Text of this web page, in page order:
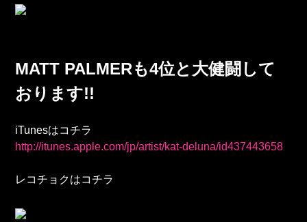
MATT PALMERも4位と大健闘して
おります!!
iTunesはコチラ
http://itunes.apple.com/jp/artist/kat-deluna/id437443658
レコチョクはコチラ